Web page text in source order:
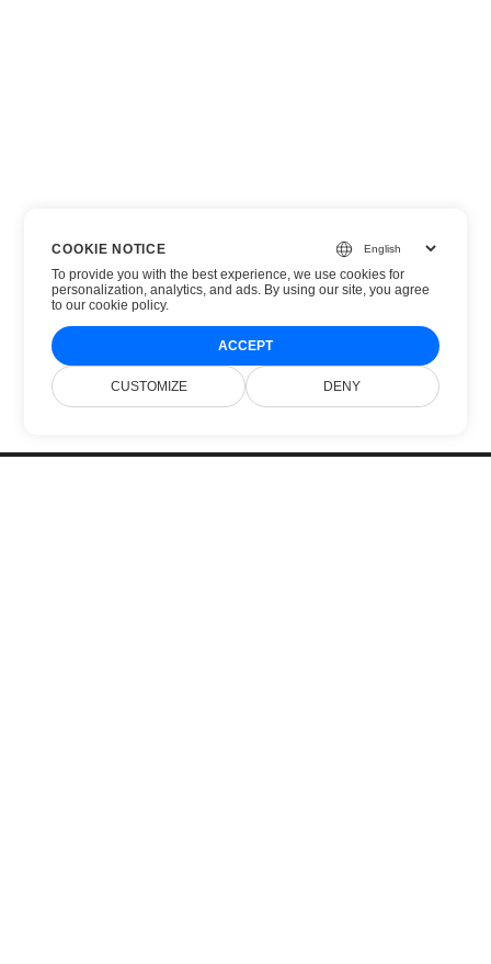
COOKIE NOTICE
To provide you with the best experience, we use cookies for
personalization, analytics, and ads. By using our site, you agree
toour cookie policy.
ACCEPT
CUSTOMIZE DENY